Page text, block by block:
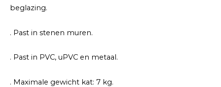
beglazing.
. Past in stenen muren.
. Past in PVC, uPVC en metaal.
. Maximale gewicht kat: 7 kg.